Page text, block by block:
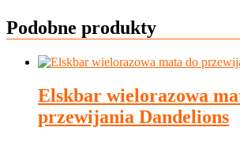
Podobne produkty
Elskbar wielorazowa
przewijania Dandelions